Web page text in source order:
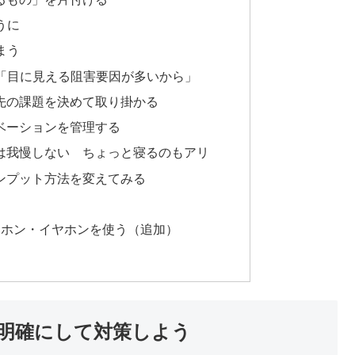
に
う
に見える阻害要因が多いから」
課題を決めて取り掛かる
ーションを管理する
我慢しない ちょっと寝るのもアリ
プット方法を変えてみる
ン・イヤホンを使う（追加）
確にして対策しよう